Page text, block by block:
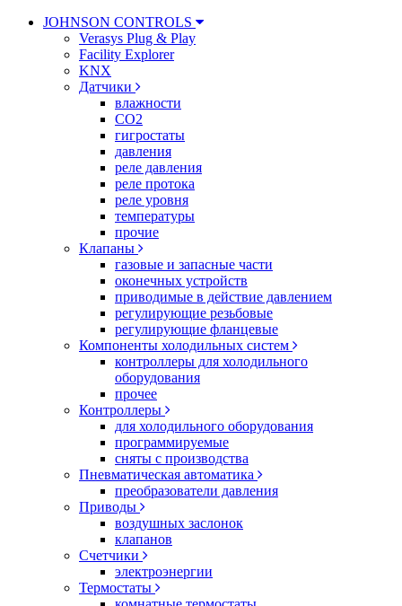
JOHNSON CONTROLS
Verasys Plug & Play
Facility Explorer
KNX
Датчики
влажности
CO2
гигростаты
давления
реле давления
реле протока
реле уровня
температуры
прочие
Клапаны
газовые и запасные части
оконечных устройств
приводимые в действие давлением
регулирующие резьбовые
регулирующие фланцевые
Компоненты холодильных систем
контроллеры для холодильного
оборудования
прочее
Контроллеры
для холодильного оборудования
программируемые
сняты с производства
Пневматическая автоматика
преобразователи давления
Приводы
воздушных заслонок
клапанов
Счетчики
электроэнергии
Термостаты